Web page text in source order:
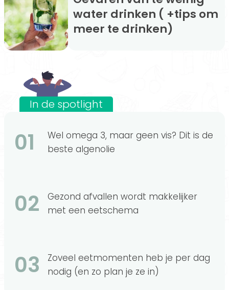
water drinken ( +tips om
meer te drinken)
In de spotlight
01
Wel omega 3, maar geen vis? Dit is de
beste algenolie
02
Gezond afvallen wordt makkelijker
met een eetschema
03
Zoveel eetmomenten heb je per dag
nodig (en zo plan je ze in)